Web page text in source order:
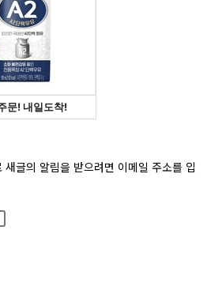
글의 알림을 받으려면 이메일 주소를 입